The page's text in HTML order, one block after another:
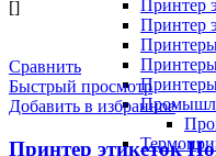
Принтер
Принтер
Принтеры
[]
Сравнить
Быстрый просмотр
Добавить в избранное
Принтер этикеток